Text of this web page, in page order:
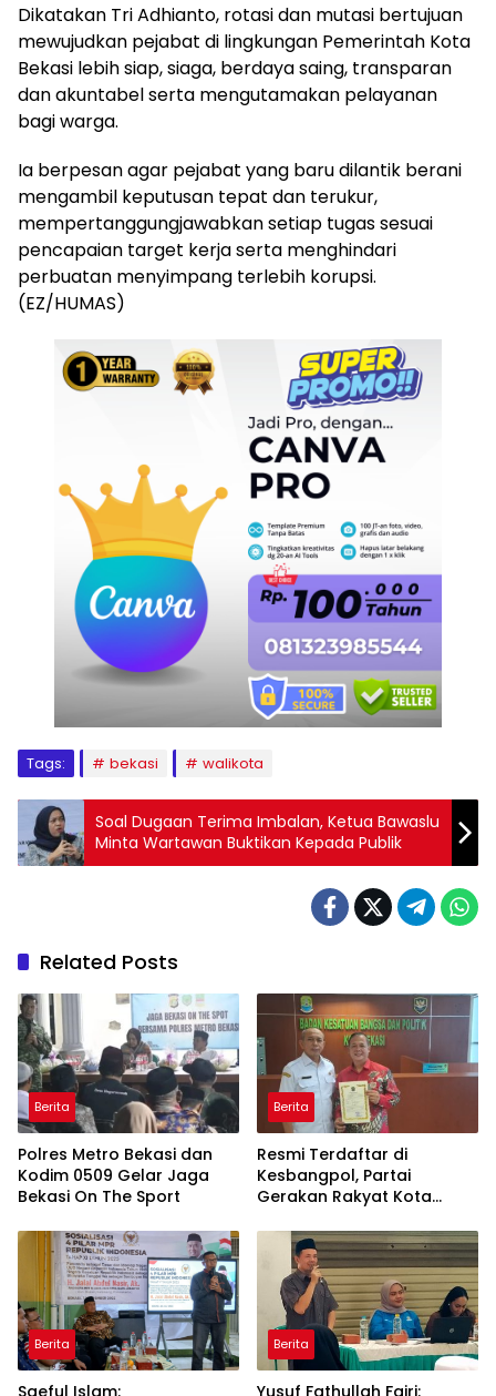
Dikatakan Tri Adhianto, rotasi dan mutasi bertujuan
mewujudkan pejabat di lingkungan Pemerintah Kota
Bekasi lebih siap, siaga, berdaya saing, transparan
dan akuntabel serta mengutamakan pelayanan
bagi warga.
Ia berpesan agar pejabat yang baru dilantik berani
mengambil keputusan tepat dan terukur,
mempertanggungjawabkan setiap tugas sesuai
pencapaian target kerja serta menghindari
perbuatan menyimpang terlebih korupsi.
(EZ/HUMAS)
Tags: bekasi walikota
Soal Dugaan Terima Imbalan, Ketua Bawaslu
Minta Wartawan Buktikan Kepada Publik
Related Posts
Berita
Polres Metro Bekasi dan
Kodim 0509 Gelar Jaga
Bekasi On The Sport
Berita
Resmi Terdaftar di
Kesbangpol, Partai
Gerakan Rakyat Kota
Verifikasi Kemenkumham
Berita
Saeful Islam:
Berita
Yusuf Fathullah Fajri: